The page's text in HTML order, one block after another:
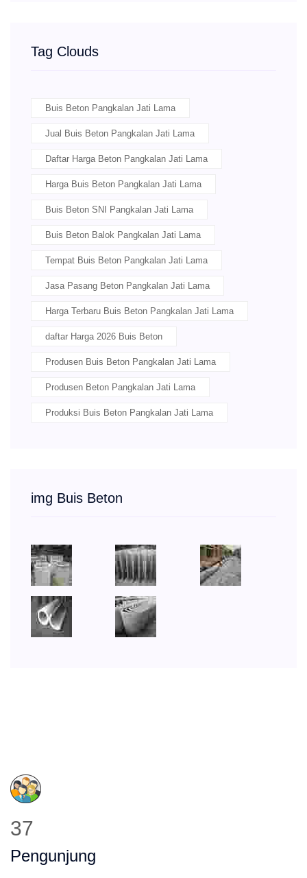
Tag Clouds
Buis Beton Pangkalan Jati Lama
Jual Buis Beton Pangkalan Jati Lama
Daftar Harga Beton Pangkalan Jati Lama
Harga Buis Beton Pangkalan Jati Lama
Buis Beton SNI Pangkalan Jati Lama
Buis Beton Balok Pangkalan Jati Lama
Tempat Buis Beton Pangkalan Jati Lama
Jasa Pasang Beton Pangkalan Jati Lama
Harga Terbaru Buis Beton Pangkalan Jati Lama
daftar Harga 2026 Buis Beton
Produsen Buis Beton Pangkalan Jati Lama
Produsen Beton Pangkalan Jati Lama
Produksi Buis Beton Pangkalan Jati Lama
img Buis Beton
50
Pengunjung